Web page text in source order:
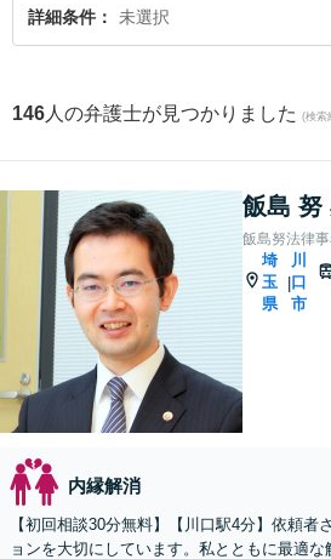
内縁解消を法律相談できる埼玉県内の弁護士に
詳細条件 未選択
146 人の弁護士が見つかりました (検索
飯島 努
飯島努法律
埼
玉
県
|
川
口
市
内縁解消
【初回相談30分無料】【川口駅4分】依頼者
ョンを大切にしています。私とともに最適な